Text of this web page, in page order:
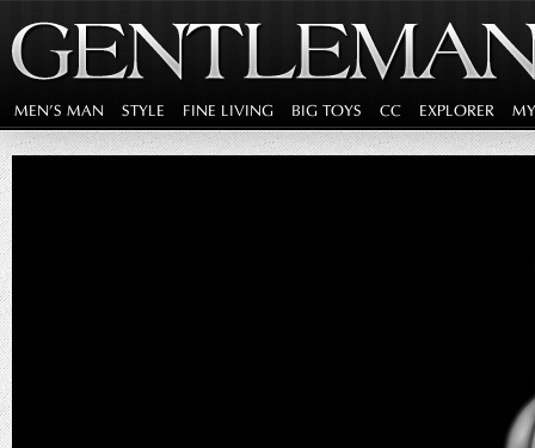
MEN'S MAN STYLE FINE LIVING BIG TOYS CC EXPLORER